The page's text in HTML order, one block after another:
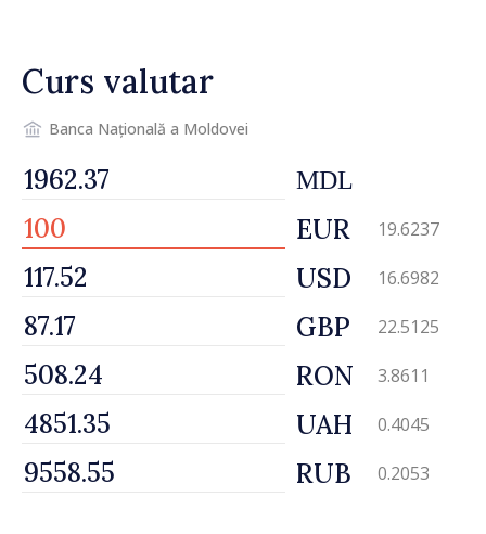
Curs valutar
Banca Națională a Moldovei
MDL
EUR 19.6237
USD 16.6982
GBP 22.5125
RON 3.8611
UAH 0.4045
RUB 0.2053